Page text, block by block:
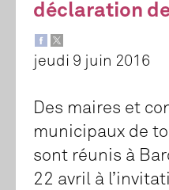
déclaration
jeudi 9 juin 2016
Des maires et
municipaux de
sont réunis à
22 avril à